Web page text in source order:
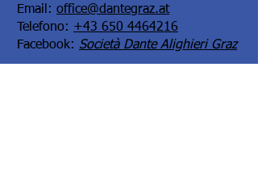
Email: office@dantegraz.at
Telefono: +43 650 4464216
Facebook: Società Dante Alighieri Graz